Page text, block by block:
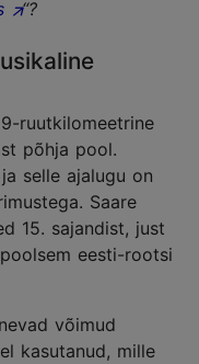
“?
ruutkilomeetrine
põhja pool.
selle ajalugu on
Saare
15. sajandist, just
eesti-rootsi
võimud
kasutanud, mille